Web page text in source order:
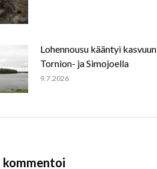
Lohennousu kääntyi kasvuun
Tornion- ja Simojoella
9.7.2026
kommentoi